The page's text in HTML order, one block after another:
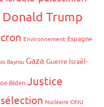
Donald Trump
Environnement Espagne
Bayrou Gaza Guerre Israël-
Biden Justice
Nucléaire ONU